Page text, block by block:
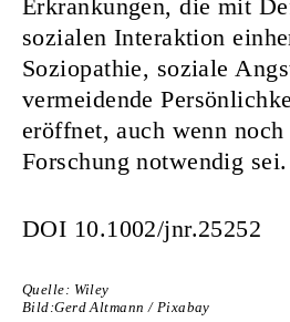
Erkrankungen, die mit
sozialen Interaktion
Soziopathie, soziale
vermeidende
eröffnet, auch wenn
Forschung notwendig sei.
DOI 10.1002/jnr.25252
Quelle: Wiley
Bild:Gerd Altmann / Pixabay